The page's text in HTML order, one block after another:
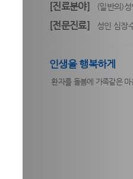
[진료분야] (일반의)
[전문진료] 성인 심장
인생을 행복하게
환자를 돌봄에 가족같은